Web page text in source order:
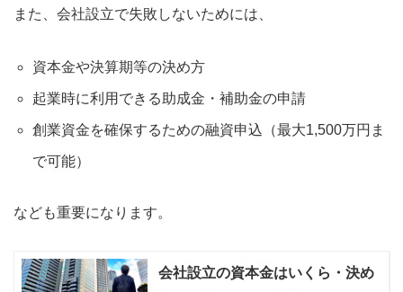
また、会社設立で失敗しないためには、
資本金や決算期等の決め方
起業時に利用できる助成金・補助金の申請
創業資金を確保するための融資申込（最大1,500万円ま
で可能）
なども重要になります。
会社設立の資本金はいくら・決め